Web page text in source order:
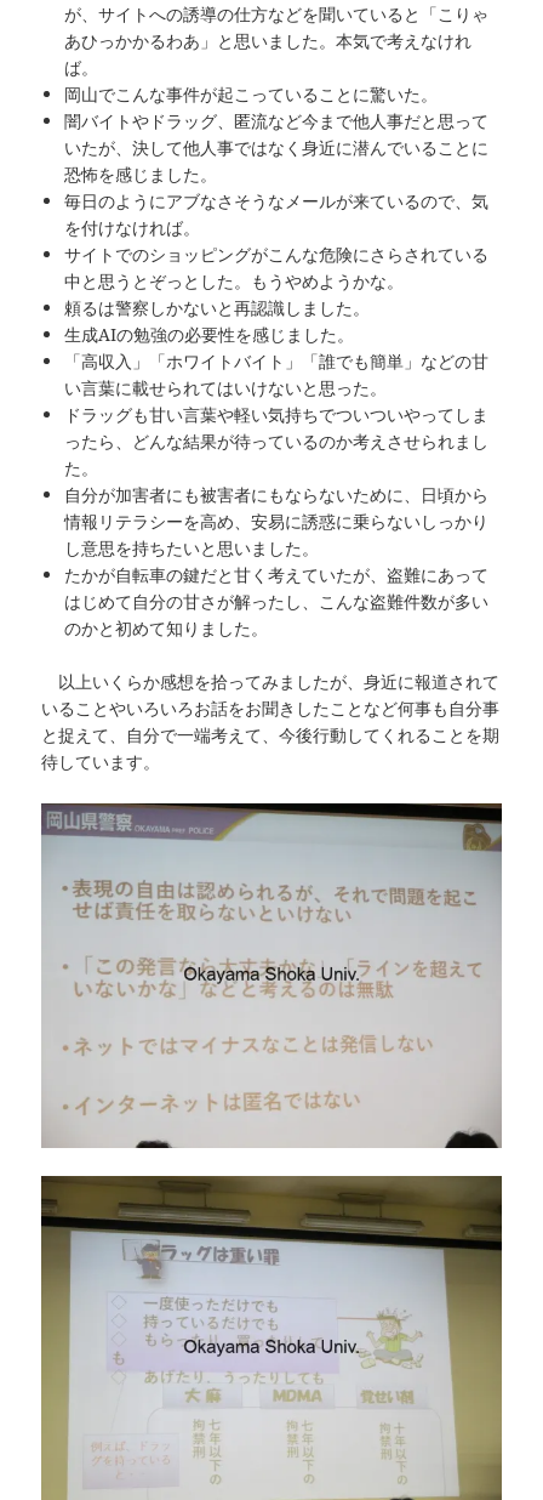
が、サイトへの誘導の仕方などを聞いていると「こりゃ
あひっかかるわあ」と思いました。本気で考えなけれ
ば。
岡山でこんな事件が起こっていることに驚いた。
闇バイトやドラッグ、匿流など今まで他人事だと思って
いたが、決して他人事ではなく身近に潜んでいることに
恐怖を感じました。
毎日のようにアブなさそうなメールが来ているので、気
を付けなければ。
サイトでのショッピングがこんな危険にさらされている
中と思うとぞっとした。もうやめようかな。
頼るは警察しかないと再認識しました。
生成AIの勉強の必要性を感じました。
「高収入」「ホワイトバイト」「誰でも簡単」などの甘
い言葉に載せられてはいけないと思った。
ドラッグも甘い言葉や軽い気持ちでついついやってしま
ったら、どんな結果が待っているのか考えさせられまし
た。
自分が加害者にも被害者にもならないために、日頃から
情報リテラシーを高め、安易に誘惑に乗らないしっかり
し意思を持ちたいと思いました。
たかが自転車の鍵だと甘く考えていたが、盗難にあって
はじめて自分の甘さが解ったし、こんな盗難件数が多い
のかと初めて知りました。
以上いくらか感想を拾ってみましたが、身近に報道されて
いることやいろいろお話をお聞きしたことなど何事も自分事
と捉えて、自分で一端考えて、今後行動してくれることを期
待しています。